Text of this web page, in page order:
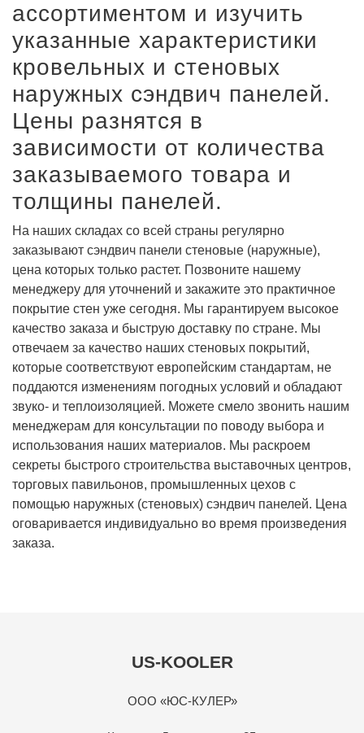
ассортиментом и изучить
указанные характеристики
кровельных и стеновых
наружных сэндвич панелей.
Цены разнятся в
зависимости от количества
заказываемого товара и
толщины панелей.
На наших складах со всей страны регулярно
заказывают сэндвич панели стеновые (наружные),
цена которых только растет. Позвоните нашему
менеджеру для уточнений и закажите это практичное
покрытие стен уже сегодня. Мы гарантируем высокое
качество заказа и быструю доставку по стране. Мы
отвечаем за качество наших стеновых покрытий,
которые соответствуют европейским стандартам, не
поддаются изменениям погодных условий и обладают
звуко- и теплоизоляцией. Можете смело звонить нашим
менеджерам для консультации по поводу выбора и
использования наших материалов. Мы раскроем
секреты быстрого строительства выставочных центров,
торговых павильонов, промышленных цехов с
помощью наружных (стеновых) сэндвич панелей. Цена
оговаривается индивидуально во время произведения
заказа.
US-KOOLER
ООО «ЮС-КУЛЕР»